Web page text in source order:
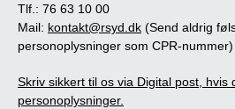
Tlf.: 76 63 10 00
Mail: kontakt@rsyd.dk (Send aldrig
personoplysninger som CPR-nummer)
Skriv sikkert til os via Digital post, hvis
personoplysninger.